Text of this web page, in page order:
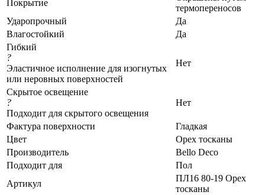
Покрытие
термопереносов
Ударопрочный
Да
Влагостойкий
Да
Гибкий
?
Эластичное исполнение для изогнутых
или неровных поверхностей
Нет
Скрытое освещение
?
Подходит для скрытого освещения
Нет
Фактура поверхности
Гладкая
Цвет
Орех тосканы
Производитель
Bello Deco
Подходит для
Пол
Артикул
ПЛ16 80-19 Орех
тосканы